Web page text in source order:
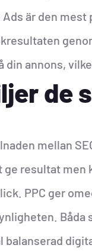
är den
din annons,
de
mellan
ge resultat men
PPC ger
balanserad